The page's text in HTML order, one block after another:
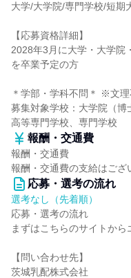
大学/大学院/専門学校/短期
【応募資格詳細】
2028年3月に大学・大学院
を卒業予定の方
＊学部・学科不問＊ ※文理
募集対象学校：大学院（博
高等専門学校、専門学校
報酬・交通費
報酬・交通費
報酬・交通費の支給はござ
応募・選考の流れ
選考なし（先着順）
応募・選考の流れ
まずはこちらのサイトから
【問い合わせ先】
茨城乳配株式会社